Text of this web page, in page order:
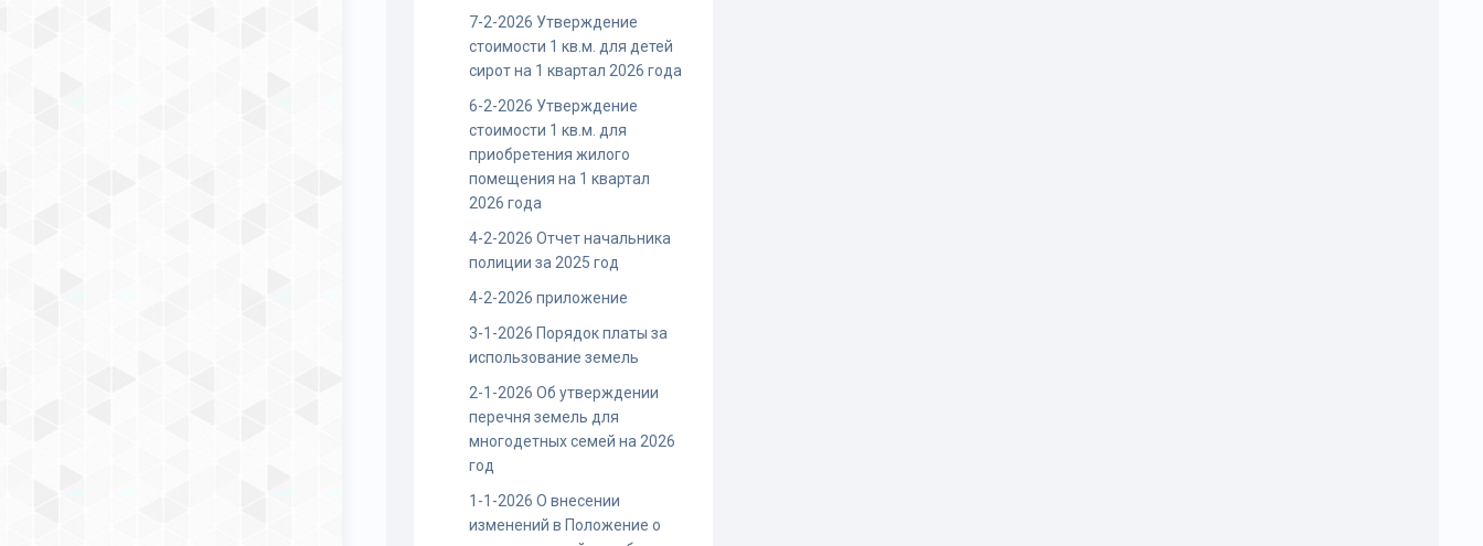
7-2-2026 Утверждение
стоимости 1 кв.м. для детей
сирот на 1 квартал 2026 года
6-2-2026 Утверждение
стоимости 1 кв.м. для
приобретения жилого
помещения на 1 квартал
2026 года
4-2-2026 Отчет начальника
полиции за 2025 год
4-2-2026 приложение
3-1-2026 Порядок платы за
использование земель
2-1-2026 Об утверждении
перечня земель для
многодетных семей на 2026
год
1-1-2026 О внесении
изменений в Положение о